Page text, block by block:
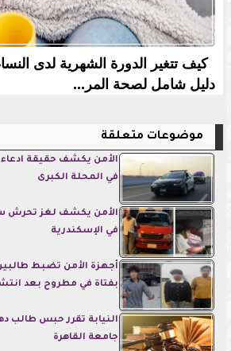
كيف تتغير الدورة الشهرية لدى
دليل شامل لصحة المر...
موضوعات متعلقة
الأمن يكشف حقيقة
في المحلة الكبرى
الأمن يكشف لغز تحرش
في الإسكندرية
أجهزة الأمن تضبط
بفتاة في مطروح بعد
جامعة القاهرة